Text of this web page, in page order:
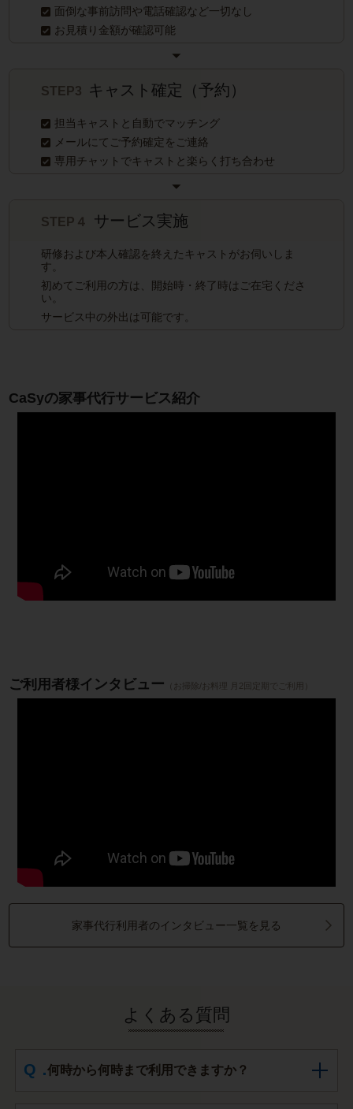
面倒な事前訪問や電話確認など一切なし
お見積り金額が確認可能
STEP3 キャスト確定（予約）
担当キャストと自動でマッチング
メールにてご予約確定をご連絡
専用チャットでキャストと楽らく打ち合わせ
STEP４ サービス実施
研修および本人確認を終えたキャストがお伺いしま
す。
初めてご利用の方は、開始時・終了時はご在宅くださ
い。
サービス中の外出は可能です。
CaSyの家事代行サービス紹介
ご利用者様インタビュー （お掃除/お料理 月2回定期でご利用）
家事代行利用者のインタビュー一覧を見る
よくある質問
何時から何時まで利用できますか？